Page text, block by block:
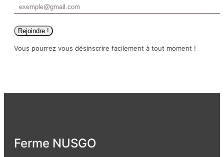
Rejoindre !
Vous pourrez vous désinscrire facilement à tout moment !
Ferme NUSGO